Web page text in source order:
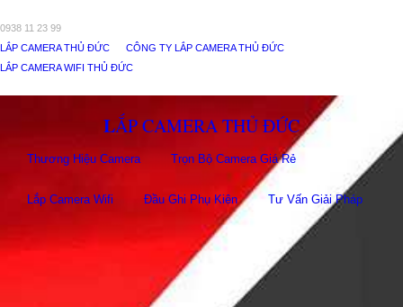
0938 11 23 99
LẮP CAMERA THỦ ĐỨC
CÔNG TY LẮP CAMERA THỦ ĐỨC
LẮP CAMERA WIFI THỦ ĐỨC
LẮP CAMERA THỦ ĐỨC
Thương Hiệu Camera Trọn Bộ Camera Giá Rẻ
Lắp Camera Wifi Đầu Ghi Phụ Kiên Tư Vấn Giải Pháp